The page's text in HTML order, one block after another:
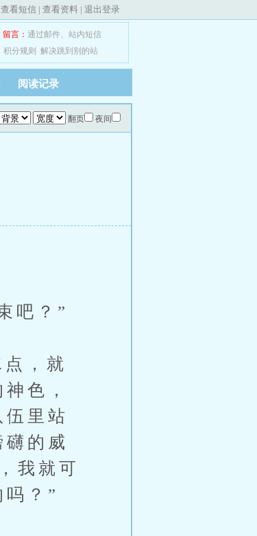
查看短信 | 查看资料 | 退出登录
留言： 通过邮件、 站内短信
积分规则
解决跳到别的站
阅读记录
翻页 夜间
吧？”
，就
色，
里站
的威
我就可
？”